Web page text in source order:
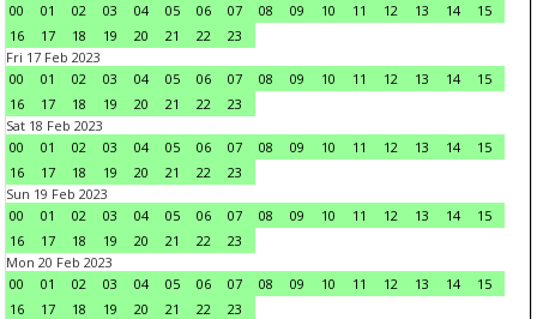
00
01 02 03 04 05 06 07 08 09 10 11 12 13 14
15
16
17 18 19 20 21 22
23
Fri 17 Feb 2023
00
01 02 03 04 05 06 07 08 09 10 11 12 13 14
15
16
17 18 19 20 21 22
23
Sat 18 Feb 2023
00
01 02 03 04 05 06 07 08 09 10 11 12 13 14
15
16
17 18 19 20 21 22
23
Sun 19 Feb 2023
00
01 02 03 04 05 06 07 08 09 10 11 12 13 14
15
16
17 18 19 20 21 22
23
Mon 20 Feb 2023
00
01 02 03 04 05 06 07 08 09 10 11 12 13 14
15
16
17 18 19 20 21 22
23